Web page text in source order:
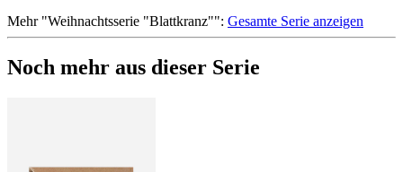
Mehr"Weihnachtsserie "Blattkranz"": Gesamte Serie anzeigen
Noch mehr aus dieser Serie